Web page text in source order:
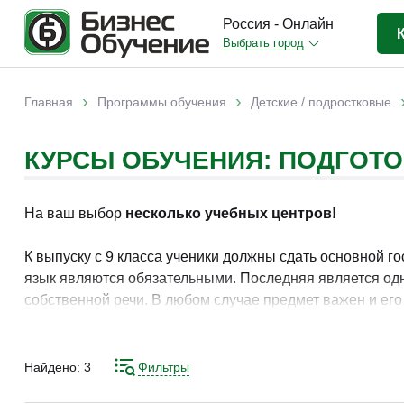
Россия - Онлайн
Выбрать город
Отраслевые (2988)
Промышленное обучение (247)
Дизайн (343)
Личностный рост
Главная › Программы обучения › Детские / подростковые
КУРСЫ ОБУЧЕНИЯ:
На ваш выбор несколько учебных центров!
К выпуску с 9 класса ученики должны сдать основной
язык являются обязательными. Последняя является
собственной речи. В любом случае предмет важен и
Найдено: 3 Фильтры